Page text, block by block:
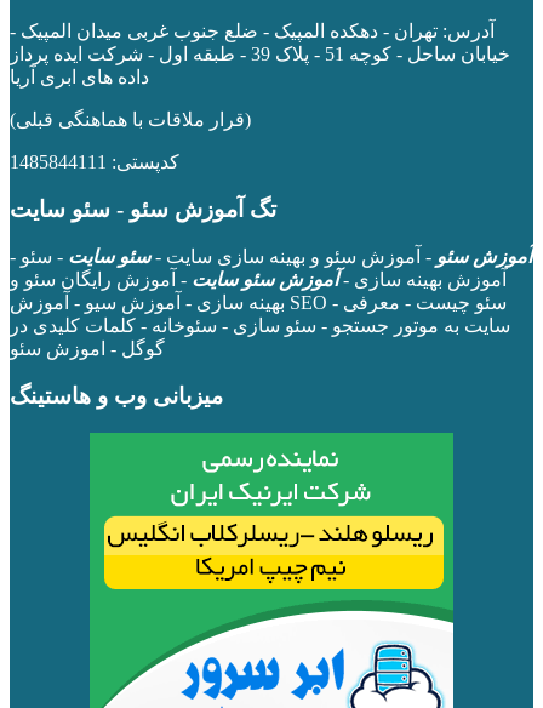
آدرس: تهران - دهکده المپیک - ضلع جنوب غربی میدان المپیک -
خیابان ساحل - کوچه 51 - پلاک 39 - طبقه اول
- شرکت ایده پرداز
داده های ابری آریا
(قرار ملاقات با هماهنگی قبلی)
کدپستی: 1485844111
تگ آموزش سئو - سئو سایت
آموزش سئو - آموزش سئو و بهینه سازی سایت -سئو سایت - سئو -
آموزش بهینه سازی -آموزش سئو سایت - آموزش رایگان سئو و
بهینه سازی - آموزش سیو - آموزش SEO - سئو چیست - معرفی
سایت به موتور جستجو - سئو سازی - سئوخانه - کلمات کلیدی در
گوگل - اموزش سئو
میزبانی وب و هاستینگ